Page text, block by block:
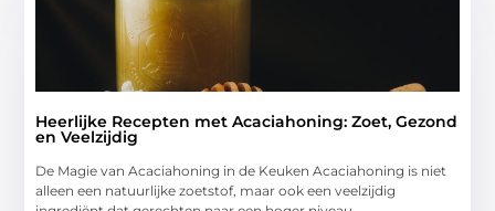
Heerlijke Recepten met Acaciahoning: Zoet, Gezond
en Veelzijdig
De Magie van Acaciahoning in de Keuken Acaciahoning is niet
alleen een natuurlijke zoetstof, maar ook een veelzijdig